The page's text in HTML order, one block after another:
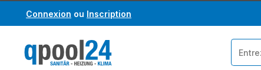
au contenu principal
Passer à la recherche
Connexion ou Inscription